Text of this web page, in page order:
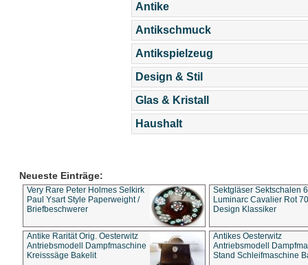
Antike
Antikschmuck
Antikspielzeug
Design & Stil
Glas & Kristall
Haushalt
Neueste Einträge:
Very Rare Peter Holmes Selkirk
Paul Ysart Style Paperweight /
Briefbeschwerer
Sektgläser Sektschalen
Luminarc Cavalier Rot
Design Klassiker
Antike Rarität Orig. Oesterwitz
Antriebsmodell Dampfmaschine
Kreisssäge Bakelit
Antikes Oesterwitz
Antriebsmodell
Stand Schleifmaschine